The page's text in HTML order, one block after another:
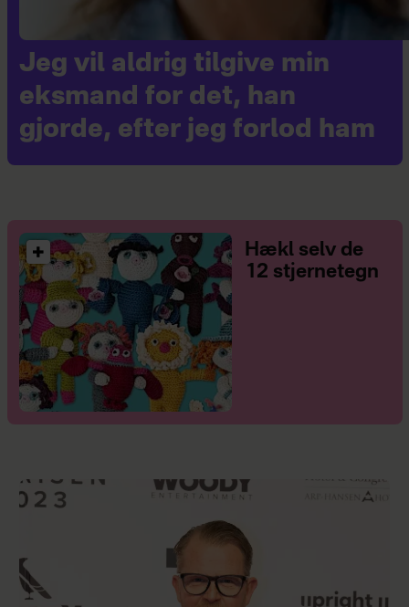
Jeg vil aldrig tilgive min
eksmand for det, han
gjorde, efter jeg forlod ham
Hækl selv de
12 stjernetegn